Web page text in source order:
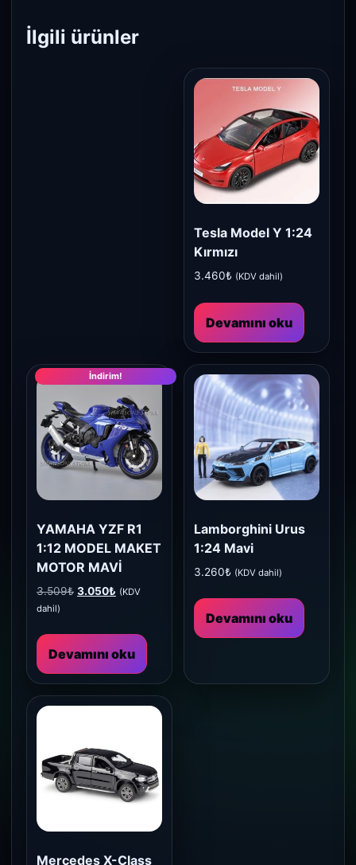
İlgili ürünler
Tesla Model Y 1:24
Kırmızı
3.460₺ (KDV dahil)
Devamını oku
İndirim!
YAMAHA YZF R1
1:12 MODEL MAKET
MOTOR MAVİ
3.509₺ Orijinal
3.050₺ Şu
3.050₺.
(KDV
dahil)
Devamını oku
Lamborghini Urus
1:24 Mavi
3.260₺ (KDV dahil)
Devamını oku
Mercedes X-Class